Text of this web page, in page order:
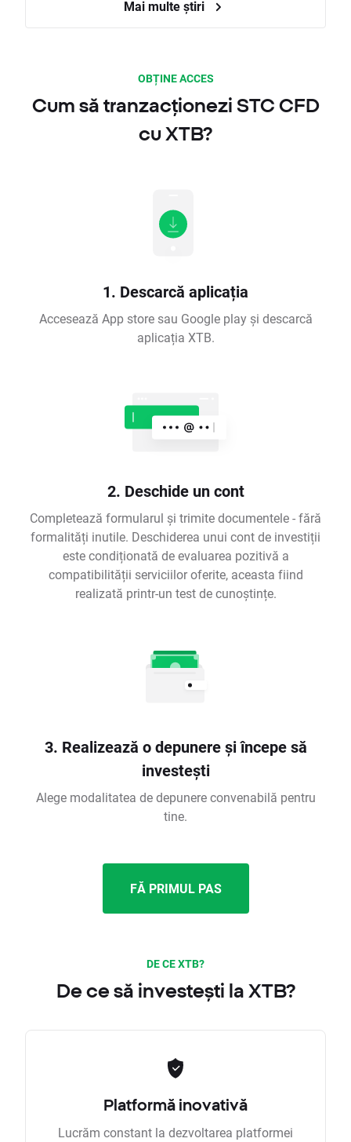
Mai multe știri
OBȚINE ACCES
Cum să tranzacționezi STC CFD
cu XTB?
1. Descarcă aplicația
Accesează App store sau Google play și descarcă
aplicația XTB.
2. Deschide un cont
Completează formularul și trimite documentele - fără
formalități inutile. Deschiderea unui cont de investiții
este condiționată de evaluarea pozitivă a
compatibilității serviciilor oferite, aceasta fiind
realizată printr-un test de cunoștințe.
3. Realizează o depunere și începe să
investești
Alege modalitatea de depunere convenabilă pentru
tine.
FĂ PRIMUL PAS
DE CE XTB?
De ce să investești la XTB?
Platformă inovativă
Lucrăm constant la dezvoltarea platformei